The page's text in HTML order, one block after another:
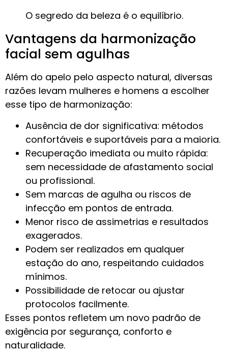
O segredo da beleza é o equilíbrio.
Vantagens da harmonização
facial sem agulhas
Além do apelo pelo aspecto natural, diversas
razões levam mulheres e homens a escolher
esse tipo de harmonização:
Ausência de dor significativa: métodos
confortáveis e suportáveis para a maioria.
Recuperação imediata ou muito rápida:
sem necessidade de afastamento social
ou profissional.
Sem marcas de agulha ou riscos de
infecção em pontos de entrada.
Menor risco de assimetrias e resultados
exagerados.
Podem ser realizados em qualquer
estação do ano, respeitando cuidados
mínimos.
Possibilidade de retocar ou ajustar
protocolos facilmente.
Esses pontos refletem um novo padrão de
exigência por segurança, conforto e
naturalidade.